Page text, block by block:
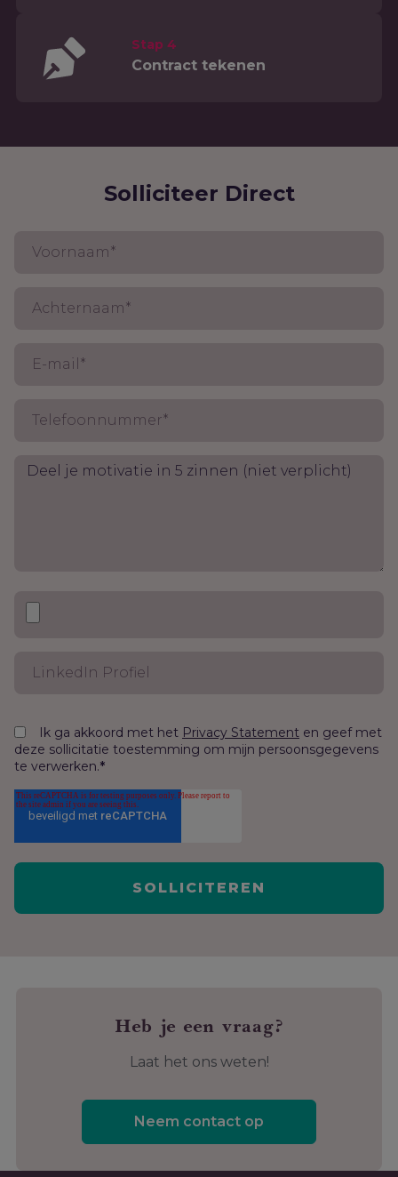
Stap 4
Contract tekenen
Solliciteer Direct
Ik ga akkoord met het Privacy Statement en geef met
deze sollicitatie toestemming om mijn persoonsgegevens
te verwerken.*
Heb je een vraag?
Laat het ons weten!
Neem contact op